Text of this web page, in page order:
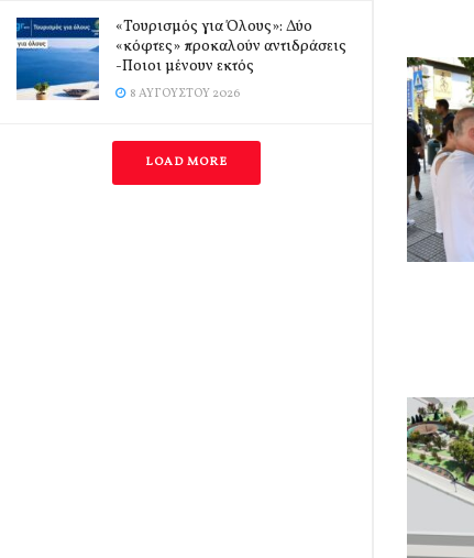
«Τουρισμός για Όλους»: Δύο
«κόφτες» προκαλούν αντιδράσεις
-Ποιοι μένουν εκτός
8 ΑΥΓΟΎΣΤΟΥ 2026
LOAD MORE